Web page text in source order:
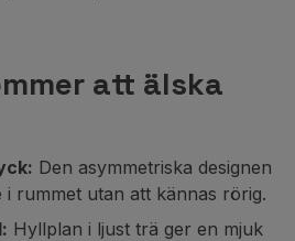
att älska
Den asymmetriska designen
rummet utan att kännas rörig.
Hyllplan i ljust trä ger en mjuk